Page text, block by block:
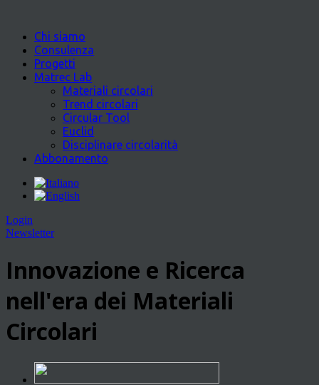
Chi siamo
Consulenza
Progetti
Matrec Lab
Materiali circolari
Trend circolari
Circular Tool
Euclid
Disciplinare circolarità
Abbonamento
Login
Newsletter
Innovazione e Ricerca
nell'era dei Materiali
Circolari